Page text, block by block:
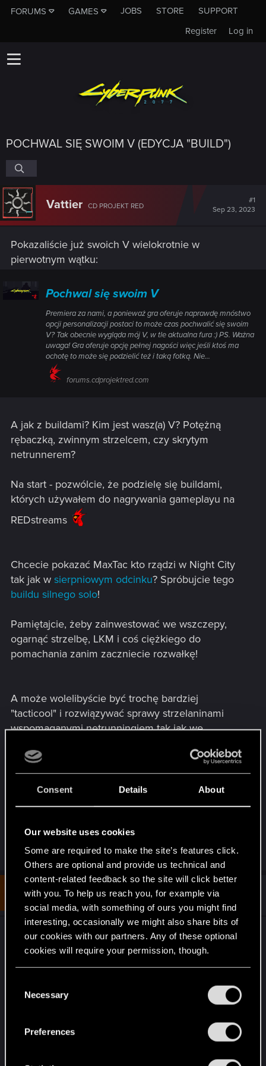
Consent Details About
Our website uses cookies
Some are required to make the site’s features click.
Others are optional and provide us technical and
content-related feedback so the site will click better
with you. To help us reach you, for example via
social media, with something of ours you might find
interesting, occasionally we might also share bits of
our cookies with our partners. Any of these optional
cookies will require your permission, though.
and tweak your preferences regarding them in the
Necessary
Preferences
FORUMS GAMES JOBS STORE
SUPPORT
Log in
Register
POCHWAL SIĘ SWOIM V (EDYCJA "BUILD")
Vattier CD PROJEKT RED
#1
Sep 23, 2023
Pokazaliście już swoich V wielokrotnie w
pierwotnym wątku:
Pochwal się swoim V
Premiera za nami, a ponieważ gra oferuje naprawdę mnóstwo
opcji personalizacji postaci to może czas pochwalić się swoim
V? Tak obecnie wygląda mój V, w tle aktualna fura :) PS. Ważna
uwaga! Gra oferuje opcję pełnej nagości więc jeśli ktoś ma
ochotę to może się podzielić też i taką fotką. Nie...
forums.cdprojektred.com
A jak z buildami? Kim jest wasz(a) V? Potężną
rębaczką, zwinnym strzelcem, czy skrytym
netrunnerem?
Na start - pozwólcie, że podzielę się buildami,
których używałem do nagrywania gameplayu na
REDstreams
Chcecie pokazać MaxTac kto rządzi w Night City
tak jak w sierpniowym odcinku? Spróbujcie tego
buildu silnego solo!
Pamiętajcie, żeby zainwestować we wszczepy,
ogarnąć strzelbę, LKM i coś ciężkiego do
pomachania zanim zaczniecie rozwałkę!
A może wolelibyście być trochę bardziej
"tacticool" i rozwiązywać sprawy strzelaninami
wspomaganymi netrunningiem tak jak we
builda zwinnego najemnika
Będziecie potrzebować pistoletu, karabinu
szturmowego, snajperki i całej masy dobrych
R
a
c
i
o
s
:
Yakin,The_Incarnate_One, Narsand 6 others
The_Incarnate_One Forum regular
Świetny temat. Jestem właśnie w trakcie
tworzenia swojego buildu. Moim celem jest
uzyskanie kogoś kogo określiłbym mianem
zarówno doskonale posługuje się pistoletem (mój
absolutny fetysz wśród broni), jak i technologią
oraz umiejętnościami hakerskimi, a do tego potrafi
działać dyskretnie. Przyznam, że czuję się mocno